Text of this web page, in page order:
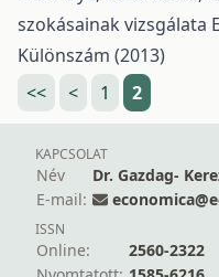
szokásainak vizsgálata
Különszám (2013)
<<
< 1 2
KAPCSOLAT
Név
Dr. Gazdag-
E-mail:
ISSN
Online:
2560-2322